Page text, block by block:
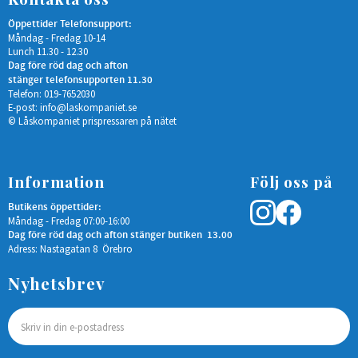
Öppettider Telefonsupport:
Måndag - Fredag 10-14
Lunch 11.30 - 12.30
Dag före röd dag och afton
stänger telefonsupporten 11.30
Telefon: 019-7652030
E-post: info@laskompaniet.se
© Låskompaniet prispressaren på nätet
Information
Butikens öppettider:
Måndag - Fredag 07:00-16:00
Dag före röd dag och afton stänger butiken 13.00
Adress: Nastagatan 8 Örebro
Följ oss på
Nyhetsbrev